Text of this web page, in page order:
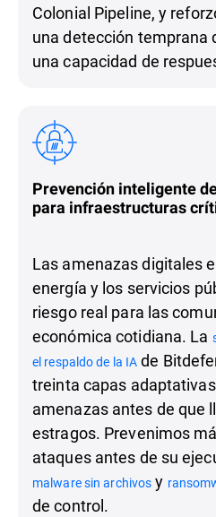
Colonial Pipeline, y
una detección temprana
una capacidad de
Prevención inteligente
para infraestructuras
Las amenazas digitales
energía y los servicios
riesgo real para las
económica cotidiana. La
el respaldo de la IA de
treinta capas
amenazas antes de que
estragos. Prevenimos
ataques antes de su
malware sin archivos y
de control.